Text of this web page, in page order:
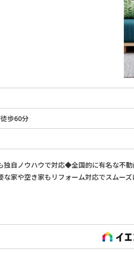
歩60分
自ノウハウで対応◆全国的に有名な不
家や空き家もリフォーム対応でスムー